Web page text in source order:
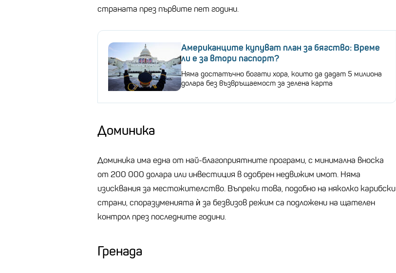
страната през първите пет години.
Американците купуват план за бягство: Време
ли е за втори паспорт?
Няма достатъчно богати хора, които да дадат 5 милиона
долара без възвръщаемост за зелена карта
Доминика
Доминика има една от най-благоприятните програми, с минимална вноска
от 200 000 долара или инвестиция в одобрен недвижим имот. Няма
изисквания за местожителство. Въпреки това, подобно на няколко карибски
страни, споразуменията ѝ за безвизов режим са подложени на щателен
контрол през последните години.
Гренада